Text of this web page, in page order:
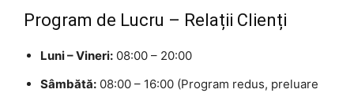
Program de Lucru – Relații Clienți
Luni – Vineri: 08:00 – 20:00
Sâmbătă: 08:00 – 16:00 (Program redus, preluare